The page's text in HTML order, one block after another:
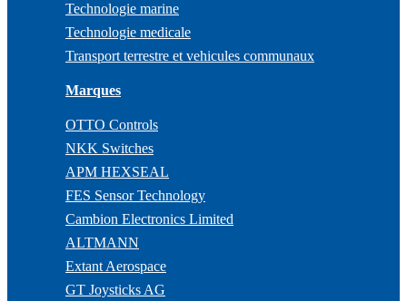
Technologie marine
Technologie medicale
Transport terrestre et vehicules communaux
Marques
OTTO Controls
NKK Switches
APM HEXSEAL
FES Sensor Technology
Cambion Electronics Limited
ALTMANN
Extant Aerospace
GT Joysticks AG